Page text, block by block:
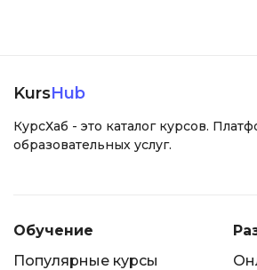
KursHub
КурсХаб - это каталог курсов.
образовательных услуг.
Обучение
Популярные курсы